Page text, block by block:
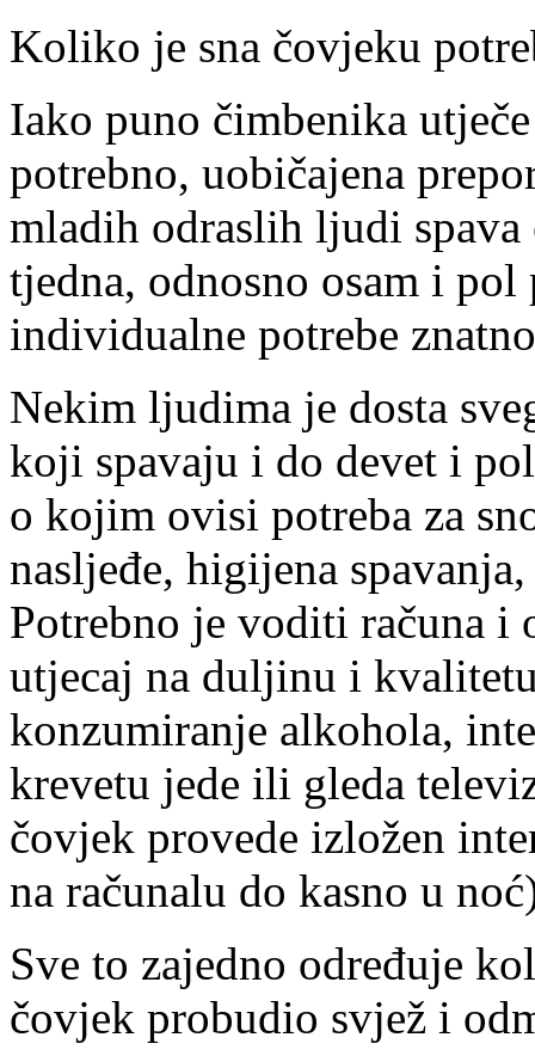
Koliko je sna čovjeku
Iako puno čimbenika
potrebno, uobičajena
mladih odraslih ljudi
tjedna, odnosno osam i
individualne potrebe
Nekim ljudima je dosta
koji spavaju i do devet i
o kojim ovisi potreba za
nasljeđe, higijena
Potrebno je voditi računa
utjecaj na duljinu i
konzumiranje alkohola,
krevetu jede ili gleda
čovjek provede izložen
na računalu do kasno u
Sve to zajedno određuje
čovjek probudio svjež i